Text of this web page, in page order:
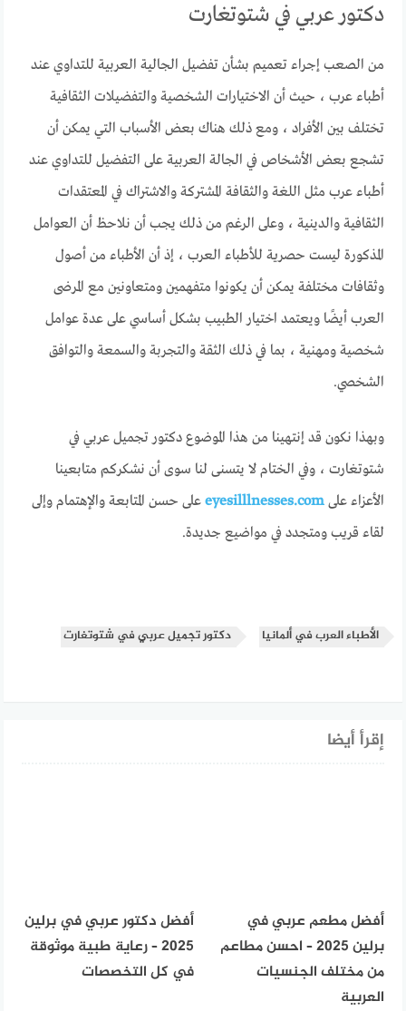
دكتور عربي في شتوتغارت
من الصعب إجراء تعميم بشأن تفضيل الجالية العربية للتداوي عند
أطباء عرب ، حيث أن الاختيارات الشخصية والتفضيلات الثقافية
تختلف بين الأفراد ، ومع ذلك هناك بعض الأسباب التي يمكن أن
تشجع بعض الأشخاص في الجالة العربية على التفضيل للتداوي عند
أطباء عرب مثل اللغة والثقافة المشتركة والاشتراك في المعتقدات
الثقافية والدينية ، وعلى الرغم من ذلك يجب أن نلاحظ أن العوامل
المذكورة ليست حصرية للأطباء العرب ، إذ أن الأطباء من أصول
وثقافات مختلفة يمكن أن يكونوا متفهمين ومتعاونين مع المرضى
العرب أيضًا ويعتمد اختيار الطبيب بشكل أساسي على عدة عوامل
شخصية ومهنية ، بما في ذلك الثقة والتجربة والسمعة والتوافق
الشخصي.
وبهذا نكون قد إنتهينا من هذا الموضوع دكتور تجميل عربي في
شتوتغارت ، وفي الختام لا يتسنى لنا سوى أن نشكركم متابعينا
الأعزاء علىeyesilllnesses.com على حسن المتابعة والإهتمام وإلى
لقاء قريب ومتجدد في مواضيع جديدة.
الأطباء العرب في ألمانيا دكتور تجميل عربي في شتوتغارت
إقرأ أيضا
أفضل مطعم عربي في
برلين 2025 – احسن مطاعم
من مختلف الجنسيات
العربية
أفضل دكتور عربي في برلين
2025 – رعاية طبية موثوقة
في كل التخصصات